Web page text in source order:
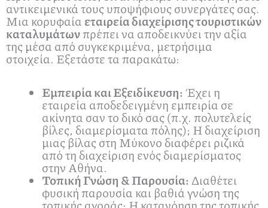
αντικειμενικά τους υποψήφιους συνεργάτες σας.
Μια κορυφαία εταιρεία διαχείρισης τουριστικών
καταλυμάτωνπρέπει να αποδεικνύει την αξία
της μέσα από συγκεκριμένα, μετρήσιμα
στοιχεία. Εξετάστε τα παρακάτω:
Εμπειρία και Εξειδίκευση: Έχει η
εταιρεία αποδεδειγμένη εμπειρία σε
ακίνητα σαν το δικό σας (π.χ. πολυτελείς
βίλες, διαμερίσματα πόλης); Η διαχείριση
μιας βίλας στη Μύκονο διαφέρει ριζικά
από τη διαχείριση ενός διαμερίσματος
στην Αθήνα.
Τοπική Γνώση & Παρουσία: Διαθέτει
φυσική παρουσία και βαθιά γνώση της